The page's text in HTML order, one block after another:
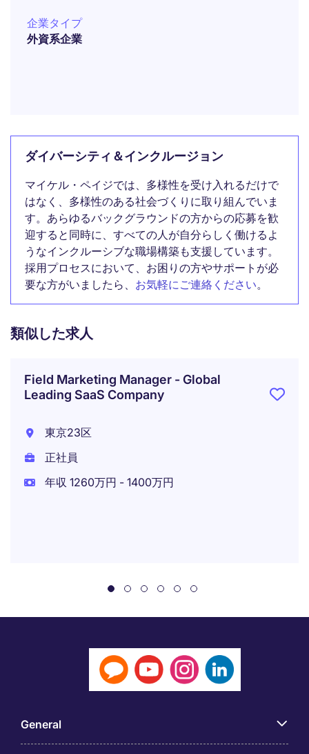
企業タイプ
外資系企業
ダイバーシティ＆インクルージョン
マイケル・ペイジでは、多様性を受け入れるだけで
はなく、多様性のある社会づくりに取り組んでいま
す。あらゆるバックグラウンドの方からの応募を歓
迎すると同時に、すべての人が自分らしく働けるよ
うなインクルーシブな職場構築も支援しています。
採用プロセスにおいて、お困りの方やサポートが必
要な方がいましたら、 お気軽にご連絡ください。
類似した求人
Field Marketing Manager - Global
Leading SaaS Company
東京23区
正社員
年収 1260万円 - 1400万円
General